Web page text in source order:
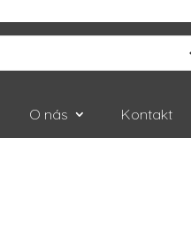
O nás Kontakt